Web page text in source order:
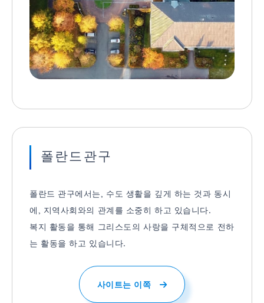
폴란드관구
폴란드 관구에서는, 수도 생활을 깊게 하는 것과 동시
에, 지역사회와의 관계를 소중히 하고 있습니다.
복지 활동을 통해 그리스도의 사랑을 구체적으로 전하
는 활동을 하고 있습니다.
사이트는 이쪽